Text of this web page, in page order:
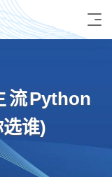
流Python
谁)